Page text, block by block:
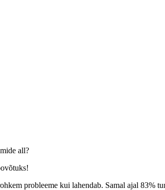
all?
probleeme kui lahendab. Samal ajal 83%